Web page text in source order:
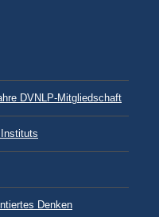
DVNLP-Mitgliedschaft
Denken